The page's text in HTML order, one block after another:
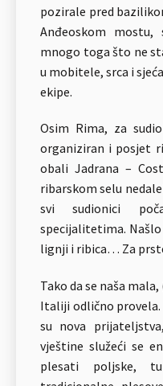
pozirale pred
Anđeoskom
mnogo toga što ne
u mobitele, srca i
ekipe.
Osim Rima, za
organiziran i posjet
obali Jadrana –
ribarskom selu
svi sudionici
specijalitetima.
lignji i ribica… Za
Tako da se naša
Italiji odlično
su nova
vještine služeći se
plesati poljske,